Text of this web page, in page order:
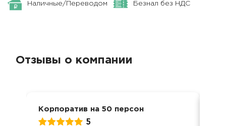
Наличные/Переводом Безнал без НДС
Отзывы о компании
Корпоратив на 50 персон
5